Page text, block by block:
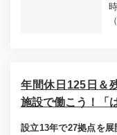
年間休日125日＆
施設で働こう！「
設立13年で27拠点を